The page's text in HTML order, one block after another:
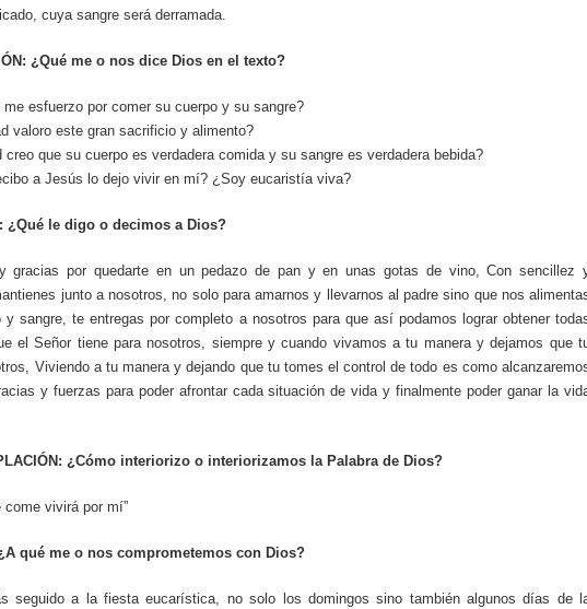
cuya sangre será derramada.
¿Qué me o nos dice Dios en el texto?
esfuerzo por comer su cuerpo y su sangre?
valoro este gran sacrificio y alimento?
creo que su cuerpo es verdadera comida y su sangre es verdadera bebida?
a Jesús lo dejo vivir en mí? ¿Soy eucaristía viva?
¿Qué le digo o decimos a Dios?
gracias por quedarte en un pedazo de pan y en unas gotas de vino, Con sencillez
junto a nosotros, no solo para amarnos y llevarnos al padre sino que nos
y sangre, te entregas por completo a nosotros para que así podamos lograr obtener
el Señor tiene para nosotros, siempre y cuando vivamos a tu manera y dejamos que
Viviendo a tu manera y dejando que tu tomes el control de todo es como
y fuerzas para poder afrontar cada situación de vida y finalmente poder ganar la
¿Cómo interiorizo o interiorizamos la Palabra de Dios?
come vivirá por mí”
qué me o nos comprometemos con Dios?
seguido a la fiesta eucarística, no solo los domingos sino también algunos días de